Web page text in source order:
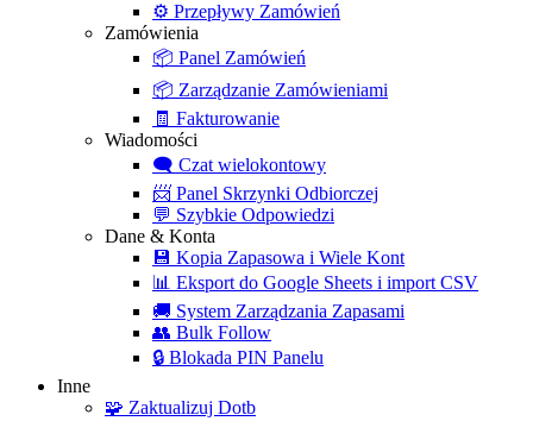
⚙️ Przepływy Zamówień
Zamówienia
📦 Panel Zamówień
📦 Zarządzanie Zamówieniami
🧾 Fakturowanie
Wiadomości
🗨️ Czat wielokontowy
📨 Panel Skrzynki Odbiorczej
💬 Szybkie Odpowiedzi
Dane & Konta
💾 Kopia Zapasowa i Wiele Kont
📊 Eksport do Google Sheets i import CSV
🚚 System Zarządzania Zapasami
👥 Bulk Follow
🔒 Blokada PIN Panelu
Inne
🧩 Zaktualizuj Dotb